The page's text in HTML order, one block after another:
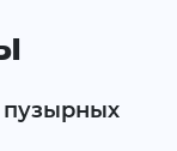
пузырных